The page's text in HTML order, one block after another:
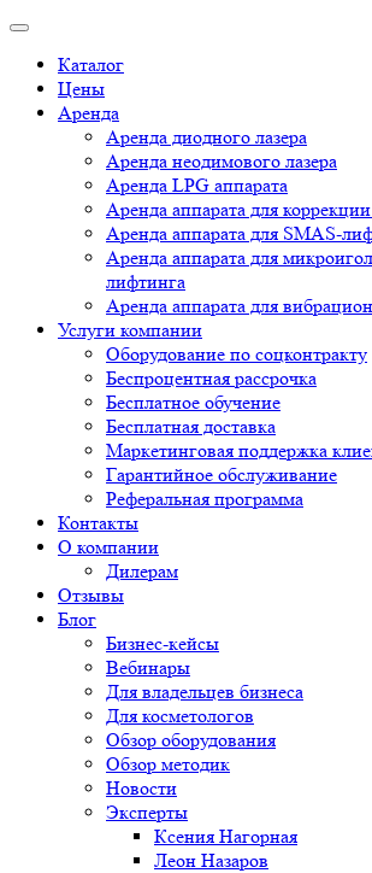
Каталог
Цены
Аренда
Аренда диодного лазера
Аренда неодимового лазера
Аренда LPG аппарата
Аренда аппарата для
Аренда аппарата для SMAS-
Аренда аппарата для
лифтинга
Аренда аппарата для
Услуги компании
Оборудование по соцконтракту
Беспроцентная рассрочка
Бесплатное обучение
Бесплатная доставка
Маркетинговая поддержка
Гарантийное обслуживание
Реферальная программа
Контакты
О компании
Дилерам
Отзывы
Блог
Бизнес-кейсы
Вебинары
Для владельцев бизнеса
Для косметологов
Обзор оборудования
Обзор методик
Новости
Эксперты
Ксения Нагорная
Леон Назаров